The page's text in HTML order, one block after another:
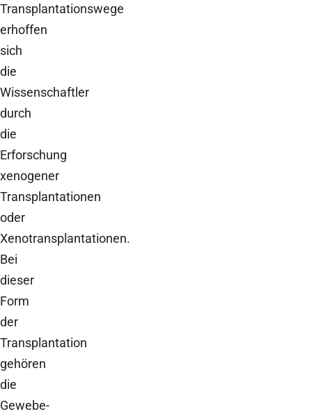
Transplantationswege
erhoffen
sich
die
Wissenschaftler
durch
die
Erforschung
xenogener
Transplantationen
oder
Xenotransplantationen.
Bei
dieser
Form
der
Transplantation
gehören
die
Gewebe-